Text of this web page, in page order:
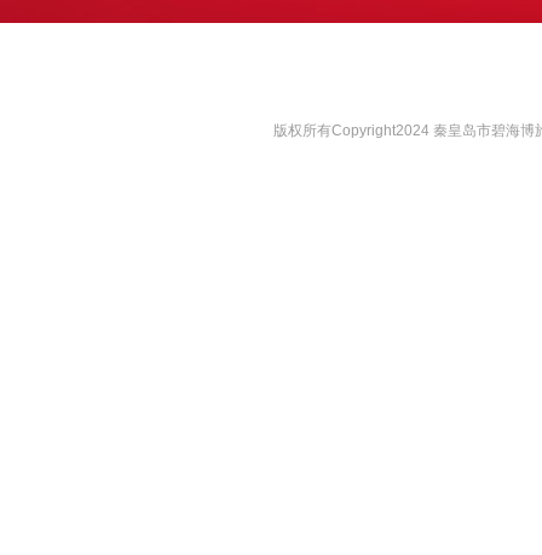
版权所有Copyright2024 秦皇岛市碧海